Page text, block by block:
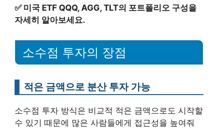
✅ 미국 ETF QQQ, AGG, TLT의 포트폴리오 구성을
자세히 알아보세요.
소수점 투자의 장점
적은 금액으로 분산 투자 가능
소수점 투자 방식은 비교적 적은 금액으로도 시작할
수 있기 때문에 많은 사람들에게 접근성을 높여줘